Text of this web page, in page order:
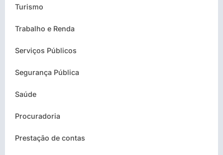
Turismo
Trabalho e Renda
Serviços Públicos
Segurança Pública
Saúde
Procuradoria
Prestação de contas